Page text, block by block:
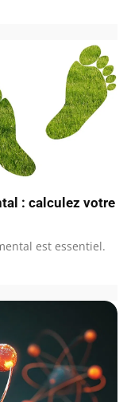
: calculez votre
est essentiel.